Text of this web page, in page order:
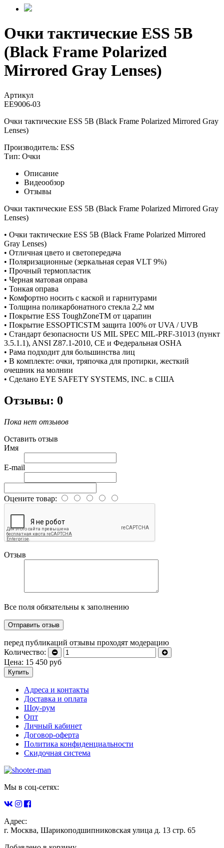
Очки тактические ESS 5B
(Black Frame Polarized
Mirrored Gray Lenses)
Артикул
EE9006-03
Очки тактические ESS 5B (Black Frame Polarized Mirrored Gray
Lenses)
Производитель: ESS
Тип: Очки
Описание
Видеообзор
Отзывы
Очки тактические ESS 5B (Black Frame Polarized Mirrored Gray
Lenses)
• Очки тактические ESS 5B (Black Frame Polarized Mirrored
Gray Lenses)
• Отличная цвето и светопередача
• Поляризационные (зеркальная серая VLT 9%)
• Прочный термопластик
• Черная матовая оправа
• Тонкая оправа
• Комфортно носить с каской и гарнитурами
• Толщина поликарбонатного стекла 2,2 мм
• Покрытие ESS ToughZoneTM от царапин
• Покрытие ESSOPTICSTM защита 100% от UVA / UVB
• Стандарт безопасности US MIL SPEC MIL-PRF-31013 (пункт
3.5.1.1), ANSI Z87.1-2010, CE и Федеральная OSHA
• Рама подходит для большинства лиц
• В комплекте: очки, тряпочка для протирки, жесткий
очешник на молнии
• Сделано EYE SAFETY SYSTEMS, INC. в США
Отзывы: 0
Пока нет отзывов
Оставить отзыв
Имя
E-mail
Оцените товар:
Отзыв
Все поля обязательны к заполнению
перед публикаций отзывы проходят модерацию
Количество:
Цена: 15 450 руб
Купить
Адреса и контакты
Доставка и оплата
Шоу-рум
Опт
Личный кабинет
Договор-оферта
Политика конфиденциальности
Скидочная система
Мы в соц-сетях:
Адрес:
г. Москва, Шарикоподшипниковская улица д. 13 стр. 65